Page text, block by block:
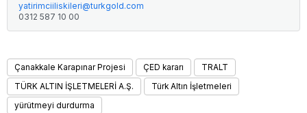
yatirimciiliskileri@turkgold.com
0312 587 10 00
Çanakkale Karapınar Projesi ÇED kararı
TRALT
TÜRK ALTIN İŞLETMELERİ A.Ş.
Türk Altın İşletmeleri
yürütmeyi durdurma